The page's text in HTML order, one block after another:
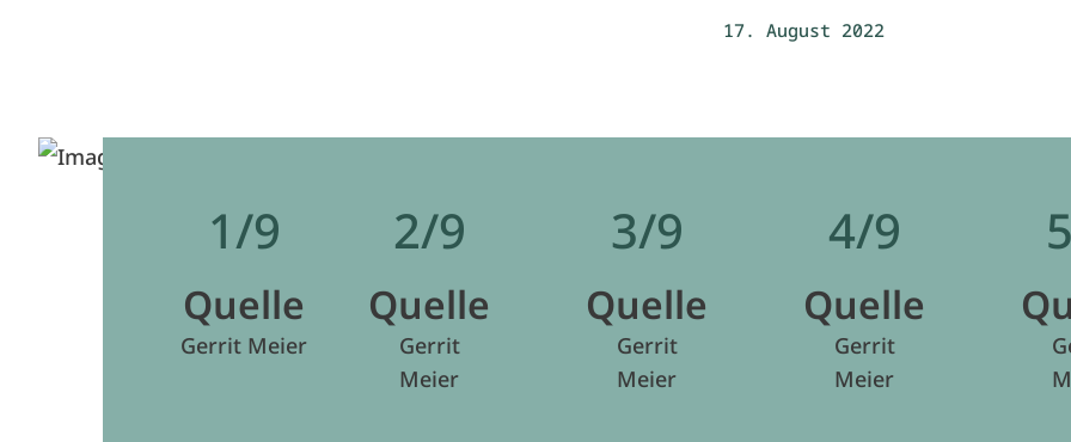
17. August 2022
1/9
Quelle
Gerrit Meier
2/9
Quelle
Gerrit
Meier
3/9
Quelle
Gerrit
Meier
4/9
Quelle
Gerrit
Meier